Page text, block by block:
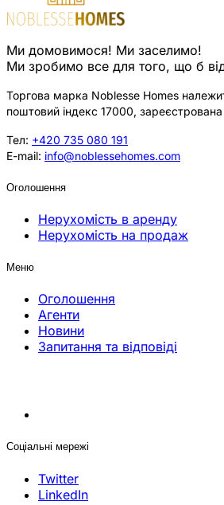
Ми домовимося! Ми заселимо!
Ми зробимо все для того, що б
Торгова марка Noblesse Homes
поштовий індекс 17000,
Тел: +420 735 080 191
E-mail: info@noblessehomes.com
Оголошення
Нерухомість в аренду
Нерухомість на продаж
Меню
Оголошення
Агенти
Новини
Запитання та відповіді
Соціальні мережі
Twitter
LinkedIn